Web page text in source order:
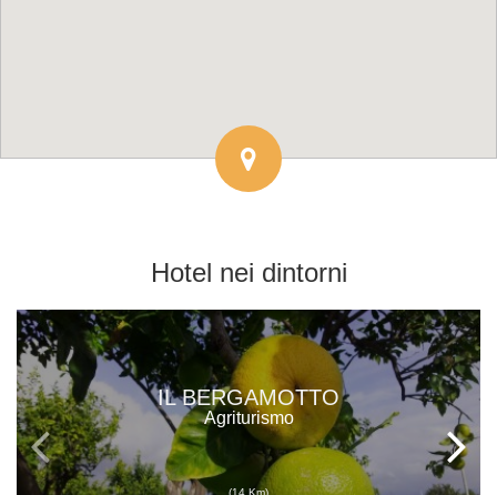
Hotel nei dintorni
IL BERGAMOTTO
Agriturismo
(14 Km)